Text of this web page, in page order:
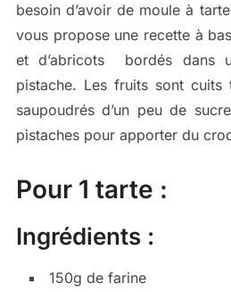
besoin d’avoir de moule à
vous propose une recette à
et d’abricots bordés dans
pistache. Les fruits sont cuits
saupoudrés d’un peu de
pistaches pour apporter du
Pour 1 tarte :
Ingrédients :
150g de farine